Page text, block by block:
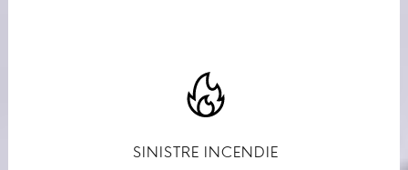
SINISTRE INCENDIE